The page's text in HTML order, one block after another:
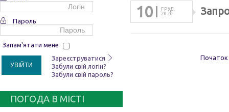
Пароль
Запам'ятати мене
УВІЙТИ
Зареєструватися
Забули свій логін?
Забули свій пароль?
ПОГОДА В МІСТІ
10
ГРУД.
2020
Початок